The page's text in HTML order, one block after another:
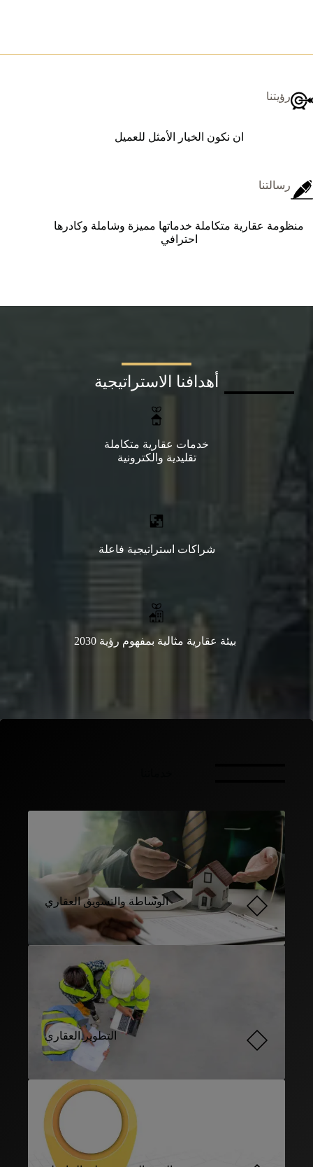
رؤيتنا
ان نكون الخيار الأمثل للعميل
رسالتنا
منظومة عقارية متكاملة خدماتها مميزة وشاملة وكادرها
احترافي
أهدافنا الاستراتيجية
خدمات عقارية متكاملة
تقليدية والكترونية
شراكات استراتيجية فاعلة
بيئة عقارية مثالية بمفهوم رؤية 2030
الوساطة والتسويق العقاري
التطوير العقاري